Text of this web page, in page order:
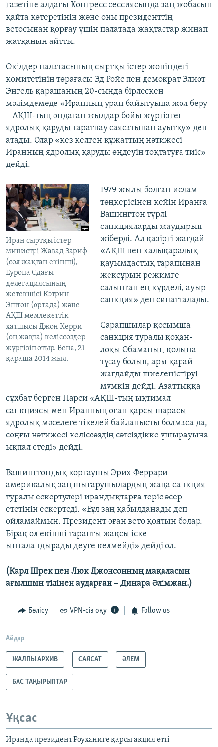
газетіне алдағы Конгресс сессиясында заң жобасын
қайта көтеретінін және оны президенттің
ветосынан қорғау үшін палатада жақтастар жинап
жатқанын айтты.
Өкілдер палатасының сыртқы істер жөніндегі
комитетінің төрағасы Эд Ройс пен демократ Элиот
Энгель қарашаның 20-сында бірлескен
мәлімдемеде «Иранның уран байытуына жол беру
– АҚШ-тың ондаған жылдар бойы жүргізген
ядролық қаруды таратпау саясатынан ауытқу» деп
атады. Олар «кез келген құжаттың нәтижесі
Иранның ядролық қаруды өңдеуін тоқтатуға тиіс»
дейді.
Иран сыртқы істер
министрі Жавад Зариф
(сол жақтан екінші),
Еуропа Одағы
делегациясының
жетекшісі Кэтрин
Эштон (ортада) және
АҚШ мемлекеттік
хатшысы Джон Керри
(оң жақта) келіссөздер
жүргізіп отыр. Вена, 21
қараша 2014 жыл.
1979 жылы болған ислам
төңкерісінен кейін Иранға
Вашингтон түрлі
санкцияларды жаудырып
жіберді. Ал қазіргі жағдай
«АҚШ пен халықаралық
қауымдастық тарапынан
жексұрын режимге
салынған ең күрделі, ауыр
санкция» деп сипатталады.
Сарапшылар қосымша
санкция туралы қоқан-
лоқы Обаманың қолына
тұсау болып, ары қарай
жағдайды шиеленістіруі
мүмкін дейді. Азаттыққа
сұхбат берген Парси «АҚШ-тың ықтимал
санкциясы мен Иранның оған қарсы шарасы
ядролық мәселеге тікелей байланысты болмаса да,
соңғы нәтижесі келіссөздің сәтсіздікке ұшырауына
ықпал етеді» дейді.
Вашингтондық қорғаушы Эрих Феррари
америкалық заң шығарушылардың жаңа санкция
туралы ескертулері ирандықтарға теріс әсер
ететінін ескертеді. «Бұл заң қабылданады деп
ойламаймын. Президент оған вето қоятын болар.
Бірақ ол екінші тарапты жақсы іске
ынталандырады деуге келмейді» дейді ол.
(Карл Шрек пен Люк Джонсонның мақаласын
ағылшын тілінен аударған – Динара Әлімжан.)
Бөлісу VPN-сіз оқу Follow us
Айдар
ЖАЛПЫ АРХИВ САЯСАТ ӘЛЕМ
БАС ТАҚЫРЫПТАР
Ұқсас
Иранда президент Роуханиге қарсы акция өтті